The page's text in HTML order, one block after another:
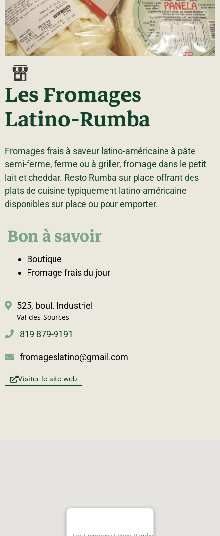
Bénévolat
Communauté d’affaires
Travailleurs autonomes
Coups de cœur
Itinéraires
Pédalez!
Les Fromages
Latino-Rumba
Fromages frais à saveur latino-américaine à pâte
semi-ferme, ferme ou à griller, fromage dans le petit
lait et cheddar. Resto Rumba sur place offrant des
plats de cuisine typiquement latino-américaine
disponibles sur place ou pour emporter.
Bon à savoir
Boutique
Fromage frais du jour
525, boul. Industriel
Val-des-Sources
819 879-9191
fromageslatino@gmail.com
Visiter le site web